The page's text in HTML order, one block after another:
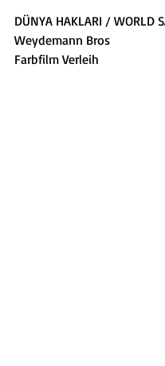
DÜNYA HAKLARI / WORLD
Weydemann Bros
Farbfilm Verleih